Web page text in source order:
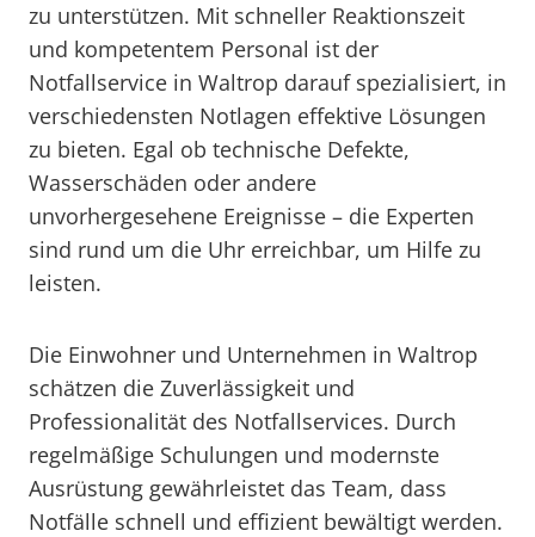
zu unterstützen. Mit schneller Reaktionszeit
und kompetentem Personal ist der
Notfallservice in Waltrop darauf spezialisiert, in
verschiedensten Notlagen effektive Lösungen
zu bieten. Egal ob technische Defekte,
Wasserschäden oder andere
unvorhergesehene Ereignisse – die Experten
sind rund um die Uhr erreichbar, um Hilfe zu
leisten.
Die Einwohner und Unternehmen in Waltrop
schätzen die Zuverlässigkeit und
Professionalität des Notfallservices. Durch
regelmäßige Schulungen und modernste
Ausrüstung gewährleistet das Team, dass
Notfälle schnell und effizient bewältigt werden.